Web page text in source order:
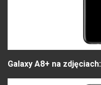
Galaxy A8+ na zdjęciach: